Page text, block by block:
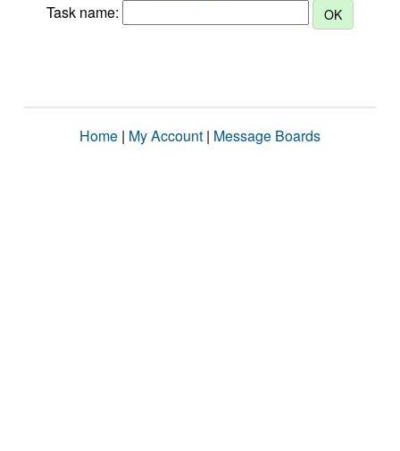
Task name:
Home | My Account | Message Boards